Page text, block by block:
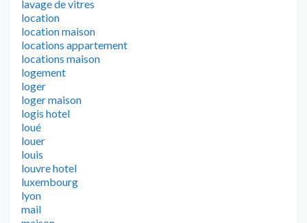
lavage de vitres
location
location maison
locations appartement
locations maison
logement
loger
loger maison
logis hotel
loué
louer
louis
louvre hotel
luxembourg
lyon
mail